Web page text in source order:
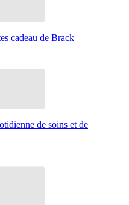
cadeau de Brack
de soins et de